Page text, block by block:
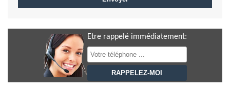
Etre rappelé immédiatement: